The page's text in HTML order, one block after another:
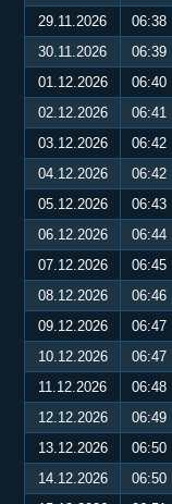
29.11.2026
06:38
30.11.2026
06:39
01.12.2026
06:40
02.12.2026
06:41
03.12.2026
06:42
04.12.2026
06:42
05.12.2026
06:43
06.12.2026
06:44
07.12.2026
06:45
08.12.2026
06:46
09.12.2026
06:47
10.12.2026
06:47
11.12.2026
06:48
12.12.2026
06:49
13.12.2026
06:50
14.12.2026
06:50